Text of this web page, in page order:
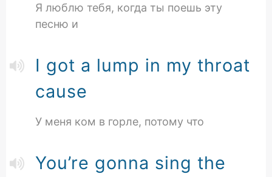
Я люблю тебя, когда ты поешь эту
песню и
I got a lump in my throat
cause
У меня ком в горле, потому что
You’re gonna sing the